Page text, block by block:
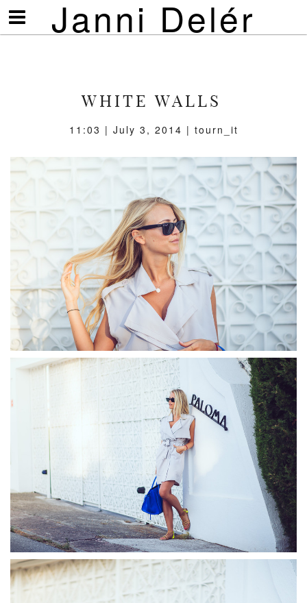
Janni Delér
Visa/göm
meny
WHITE WALLS
11:03 | July 3, 2014 | tourn_it